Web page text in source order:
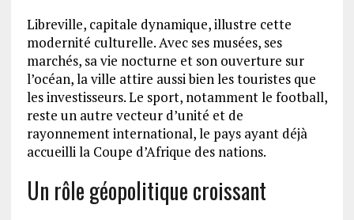
Libreville, capitale dynamique, illustre cette
modernité culturelle. Avec ses musées, ses
marchés, sa vie nocturne et son ouverture sur
l’océan, la ville attire aussi bien les touristes que
les investisseurs. Le sport, notamment le football,
reste un autre vecteur d’unité et de
rayonnement international, le pays ayant déjà
accueilli la Coupe d’Afrique des nations.
Un rôle géopolitique croissant